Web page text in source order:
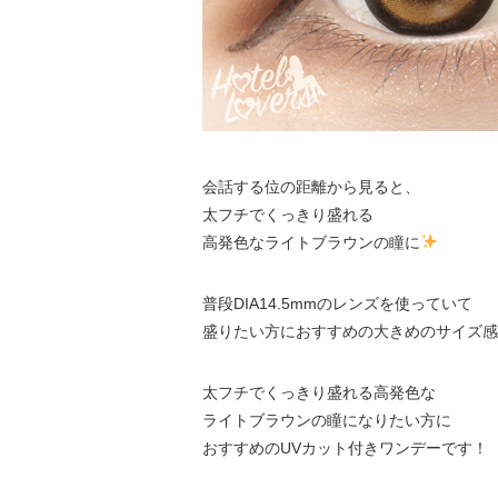
会話する位の距離から見ると、
太フチでくっきり盛れる
高発色なライトブラウンの瞳に
普段DIA14.5mmのレンズを使っていて
盛りたい方におすすめの大きめのサイズ
太フチでくっきり盛れる高発色な
ライトブラウンの瞳になりたい方に
おすすめのUVカット付きワンデーです！